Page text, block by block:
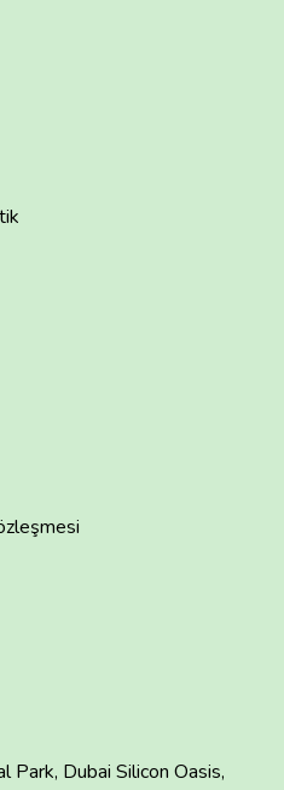
Park, Dubai Silicon Oasis,